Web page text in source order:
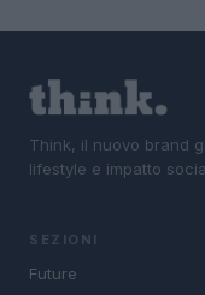
Think, il nuovo brand
lifestyle e impatto
SEZIONI
Future